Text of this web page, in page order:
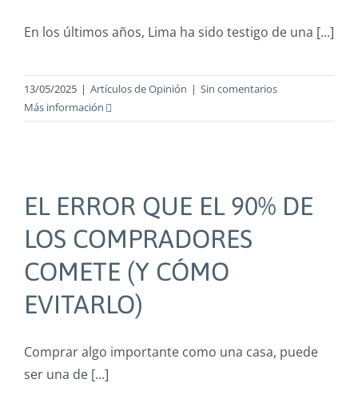
En los últimos años, Lima ha sido testigo de una [...]
13/05/2025 | Artículos de Opinión | Sin comentarios
Más información
EL ERROR QUE EL 90% DE
LOS COMPRADORES
COMETE (Y CÓMO
EVITARLO)
Comprar algo importante como una casa, puede
ser una de [...]